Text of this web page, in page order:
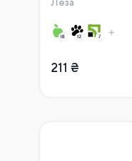
211 ₴